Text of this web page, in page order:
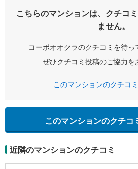
こちらのマンションは、クチコ
ません。
コーポオオクラのクチコミを待っ
ぜひクチコミ投稿のご協力を
このマンションのクチコ
このマンションのクチコ
近隣のマンションのクチコミ